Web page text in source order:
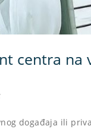
centra
događaja ili